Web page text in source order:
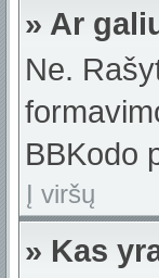
» Ar
Ne.
BBKodo
Į viršų
» Kas